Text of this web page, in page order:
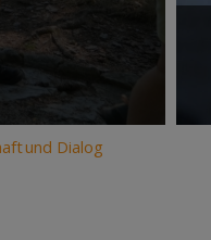
und Dialog